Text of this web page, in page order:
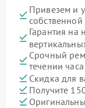
Привезем и
собственной
Гарантия на
Срочный
течении часа
Скидка для
Получите